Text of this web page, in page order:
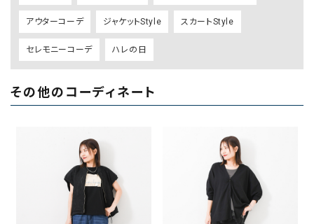
アウターコーデ ジャケットStyle スカートStyle
セレモニーコーデ ハレの日
その他のコーディネート